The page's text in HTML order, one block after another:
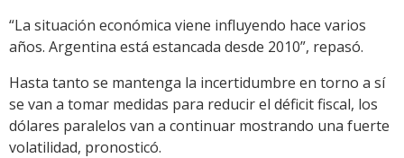
“La situación económica viene influyendo hace varios
años. Argentina está estancada desde 2010”, repasó.
Hasta tanto se mantenga la incertidumbre en torno a sí
se van a tomar medidas para reducir el déficit fiscal, los
dólares paralelos van a continuar mostrando una fuerte
volatilidad, pronosticó.